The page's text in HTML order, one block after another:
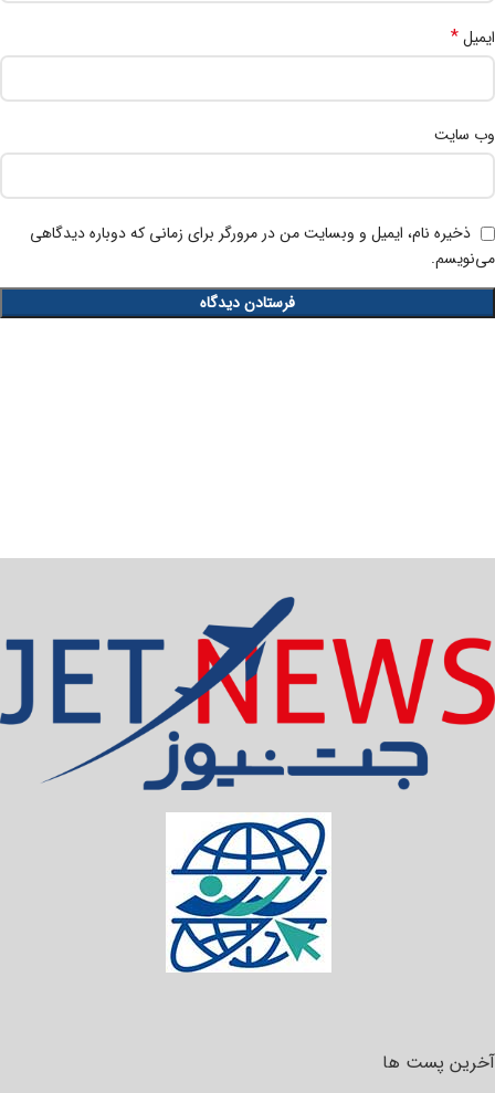
ایمیل*
وب‌ سایت
ذخیره نام، ایمیل و وبسایت من در مرورگر برای زمانی که دوباره دیدگاهی
می‌نویسم.
آخرین پست ها